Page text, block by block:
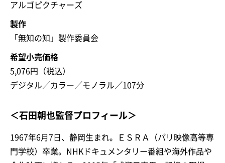
アルゴピクチャーズ
製作
「無知の知」製作委員会
希望小売価格
5,076円（税込）
デジタル／カラー／モノラル／107分
＜石田朝也監督プロフィール＞
1967年6月7日、静岡生まれ。ＥＳＲＡ（パリ映像高等専
門学校）卒業。NHKドキュメンタリー番組や海外作品や